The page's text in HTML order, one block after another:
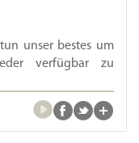
unser bestes um
verfügbar zu